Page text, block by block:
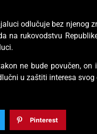
odlučuje bez njenog
na rukovodstvu
ne bude povučen, on
u zaštiti interesa svog
Pinterest